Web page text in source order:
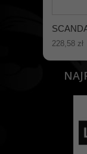
228,58 zł